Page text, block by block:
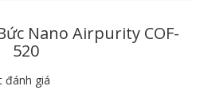
Nano Airpurity COF-
520
đánh giá